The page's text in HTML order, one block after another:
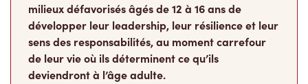
milieux défavorisés âgés de 12 à 16 ans de
développer leur leadership, leur résilience et leur
sens des responsabilités, au moment carrefour
de leur vie où ils déterminent ce qu’ils
deviendront à l’âge adulte.